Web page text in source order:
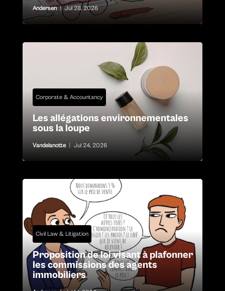
Andersen | Jul 28, 2026
Corporate & Accountancy
Les allégations environnementales
sous la loupe
Vandelanotte Jul 24, 2026
Civil Law & Litigation
Proposition de loi visant à plafonner
les commissions des agents
immobiliers